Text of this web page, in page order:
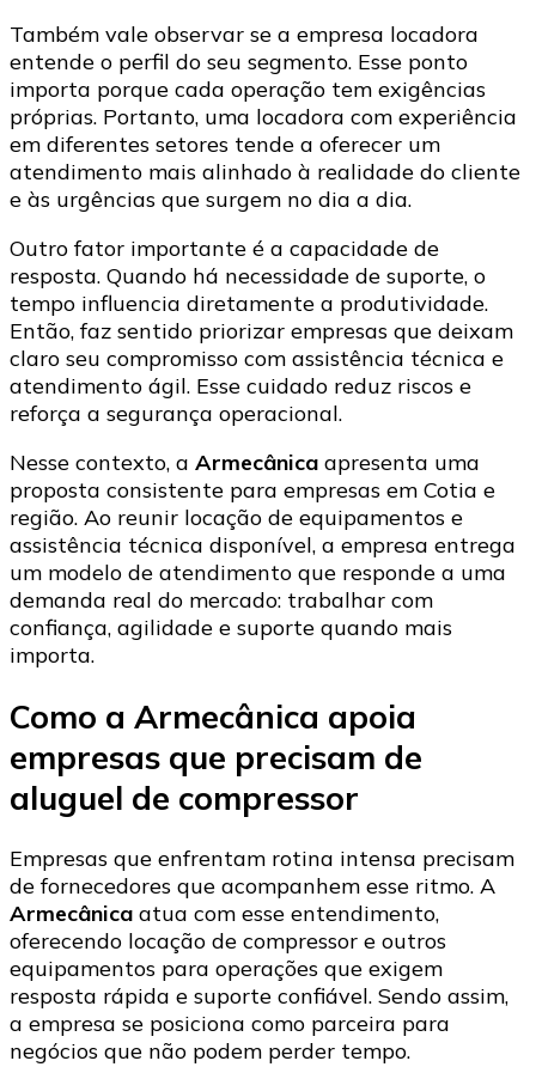
Também vale observar se a empresa locadora
entende o perfil do seu segmento. Esse ponto
importa porque cada operação tem exigências
próprias. Portanto, uma locadora com experiência
em diferentes setores tende a oferecer um
atendimento mais alinhado à realidade do cliente
e às urgências que surgem no dia a dia.
Outro fator importante é a capacidade de
resposta. Quando há necessidade de suporte, o
tempo influencia diretamente a produtividade.
Então, faz sentido priorizar empresas que deixam
claro seu compromisso com assistência técnica e
atendimento ágil. Esse cuidado reduz riscos e
reforça a segurança operacional.
Nesse contexto, a Armecânica apresenta uma
proposta consistente para empresas em Cotia e
região. Ao reunir locação de equipamentos e
assistência técnica disponível, a empresa entrega
um modelo de atendimento que responde a uma
demanda real do mercado: trabalhar com
confiança, agilidade e suporte quando mais
importa.
Como a Armecânica apoia
empresas que precisam de
aluguel de compressor
Empresas que enfrentam rotina intensa precisam
de fornecedores que acompanhem esse ritmo. A
Armecânica atua com esse entendimento,
oferecendo locação de compressor e outros
equipamentos para operações que exigem
resposta rápida e suporte confiável. Sendo assim,
a empresa se posiciona como parceira para
negócios que não podem perder tempo.